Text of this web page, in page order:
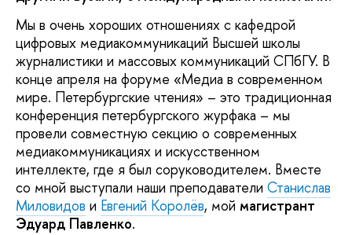
Мы в очень хороших отношениях с кафедрой
цифровых медиакоммуникаций Высшей школы
журналистики и массовых коммуникаций СПбГУ. В
конце апреля на форуме «Медиа в современном
мире. Петербургские чтения» – это традиционная
конференция петербургского журфака – мы
провели совместную секцию о современных
медиакоммуникациях и искусственном
интеллекте, где я был соруководителем. Вместе
со мной выступали наши преподаватели Станислав
Миловидов и Евгений Королёв, мой магистрант
Эдуард Павленко.